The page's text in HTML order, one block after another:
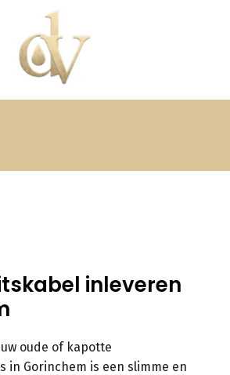
inleveren
oude of kapotte
in Gorinchem is een slimme en